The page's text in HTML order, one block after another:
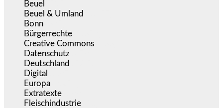
Beuel
Beuel & Umland
Bonn
Bürgerrechte
Creative Commons
Datenschutz
Deutschland
Digital
Europa
Extratexte
Fleischindustrie